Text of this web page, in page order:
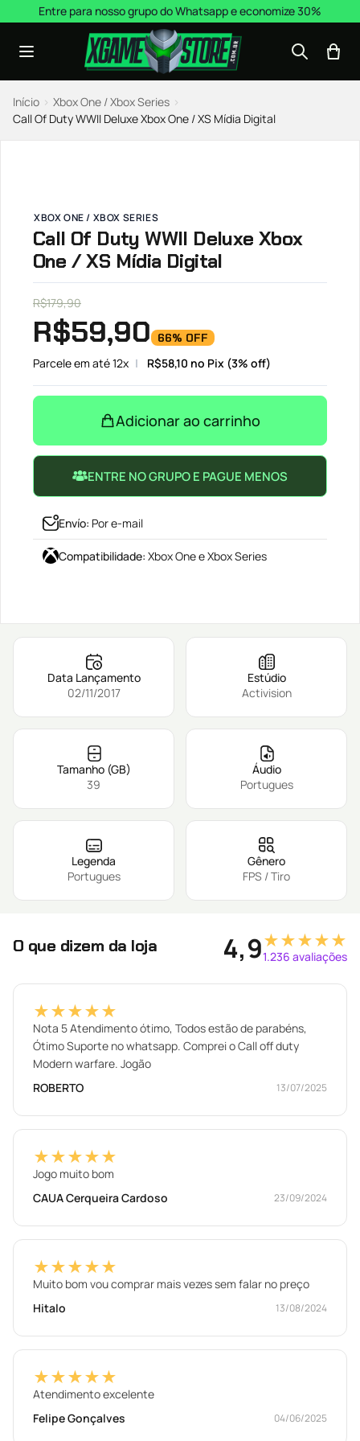
Pular para o conteúdo
Entre para nosso grupo do Whatsapp e economize 30%
Início › Xbox One / Xbox Series ›
Call Of Duty WWII Deluxe Xbox One / XS Mídia Digital
XBOX ONE / XBOX SERIES
Call Of Duty WWII Deluxe Xbox
One / XS Mídia Digital
R$179,90
R$59,90 66% OFF
Parcele em até 12x R$58,10 no Pix (3% off)
Adicionar ao carrinho
ENTRE NO GRUPO E PAGUE MENOS
Envío: Por e-mail
Compatibilidade: Xbox One e Xbox Series
Data Lançamento
02/11/2017
Estúdio
Activision
Tamanho (GB)
39
Áudio
Portugues
Legenda
Portugues
Gênero
FPS / Tiro
O que dizem da loja 4,9★★★★★
1.236 avaliações
★★★★★
Nota 5 Atendimento ótimo, Todos estão de parabéns,
Ótimo Suporte no whatsapp. Comprei o Call off duty
Modern warfare. Jogão
ROBERTO
13/07/2025
★★★★★
Jogo muito bom
CAUA Cerqueira Cardoso
23/09/2024
★★★★★
Muito bom vou comprar mais vezes sem falar no preço
Hitalo
13/08/2024
★★★★★
Atendimento excelente
Felipe Gonçalves
04/06/2025